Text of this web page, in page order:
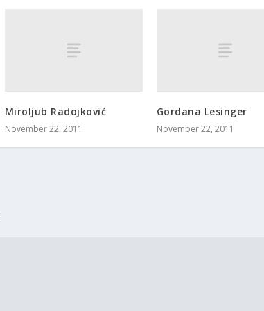
Miroljub Radojković
November 22, 2011
Gordana Lesinger
November 22, 2011